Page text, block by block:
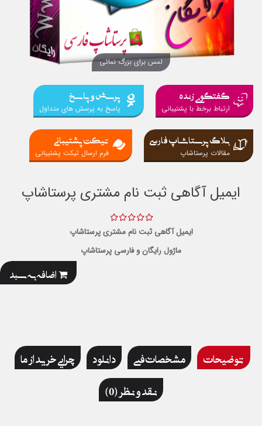
لمس برای بزرگ نمائی
گفتگوی زنده
ارتباط برخط با پشتیبانی
پرسش و پاسخ
پاسخ به پرسش های متداول
بلاگ پرستاشاپ فارسی
مقالات پرستاشاپ
تیکت پشتیبانی
فرم ارسال تیکت پشتیبانی
ایمیل آگاهی ثبت نام مشتری پرستاشاپ
ایمیل آگاهی ثبت نام مشتری پرستاشاپ
ماژول رایگان و فارسی پرستاشاپ
اضافه به سبد
توضیحات مشخصات فنی دانلود
چرایی خرید از ما
نقد و نظر (0)